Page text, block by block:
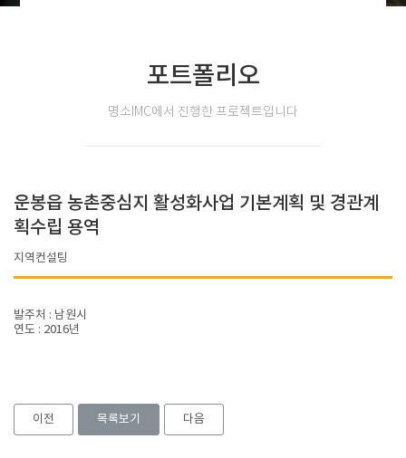
포트폴리오
명소IMC에서 진행한 프로젝트입니다
운봉읍 농촌중심지 활성화사업 기본계획 및 경관계
획수립 용역
지역컨설팅
발주처 : 남원시
연도 : 2016년
이전 목록보기 다음